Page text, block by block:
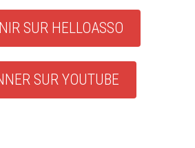
SUR HELLOASSO
SUR YOUTUBE